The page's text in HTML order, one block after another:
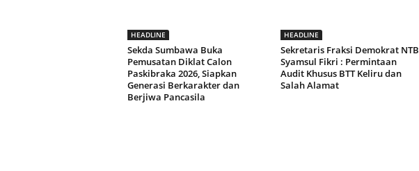
HEADLINE
Sekda Sumbawa Buka
Pemusatan Diklat Calon
Paskibraka 2026, Siapkan
Generasi Berkarakter dan
Berjiwa Pancasila
HEADLINE
Sekretaris Fraksi Demokrat NTB
Syamsul Fikri : Permintaan
Audit Khusus BTT Keliru dan
Salah Alamat